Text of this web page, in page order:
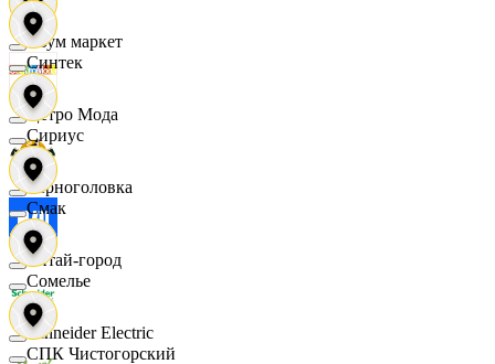
Хоум маркет
Цетро Мода
Черноголовка
Читай-город
Schneider Electric
Синтек
Сириус
Смак
Сомелье
СПК Чистогорский